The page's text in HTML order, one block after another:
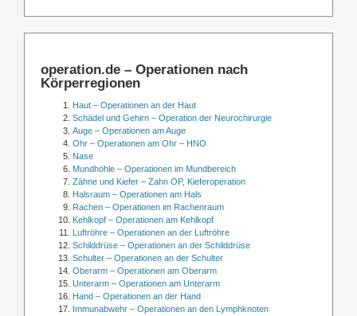
operation.de – Operationen nach
Körperregionen
Haut – Operationen an der Haut
Schädel und Gehirn – Operation der Neurochirurgie
Auge – Operationen am Auge
Ohr – Operationen am Ohr – HNO
Nase
Mundhöhle – Operationen im Mundbereich
Zähne und Kiefer – Zahn OP, Kieferoperation
Halsraum – Operationen am Hals
Rachen – Operationen im Rachenraum
Kehlkopf – Operationen am Kehlkopf
Luftröhre – Operationen an der Luftröhre
Schilddrüse – Operationen an der Schilddrüse
Schulter – Operationen an der Schulter
Oberarm – Operationen am Oberarm
Unterarm – Operationen am Unterarm
Hand – Operationen an der Hand
Immunabwehr – Operationen an den Lymphknoten